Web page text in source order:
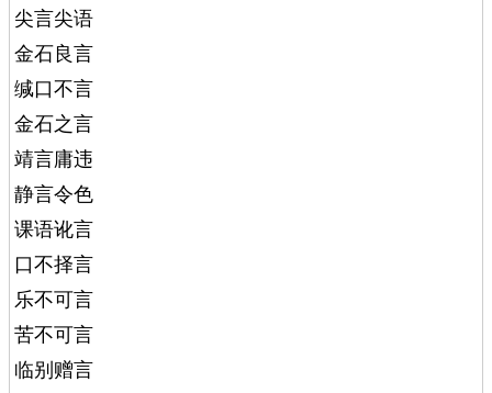
尖言尖语
金石良言
缄口不言
金石之言
靖言庸违
静言令色
课语讹言
口不择言
乐不可言
苦不可言
临别赠言